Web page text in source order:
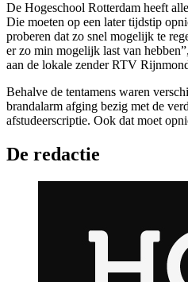
De Hogeschool Rotterdam heeft
Die moeten op een later tijdstip
proberen dat zo snel mogelijk te
er zo min mogelijk last van
aan de lokale zender RTV
Behalve de tentamens waren
brandalarm afging bezig met de
afstudeerscriptie. Ook dat moet
De redactie